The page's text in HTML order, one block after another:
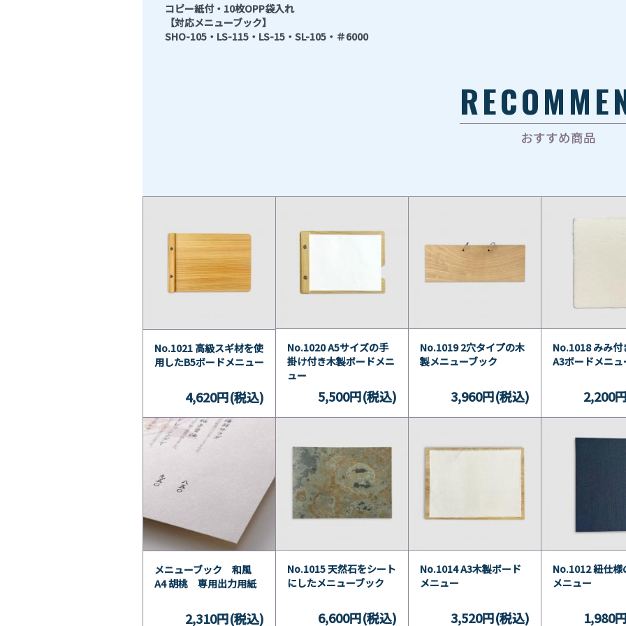
コピー紙付・10枚OPP袋入れ
【対応メニューブック】
SHO-105・LS-115・LS-15・SL-105・＃6000
おすすめ商品
No.1021 高級スギ材を使
用したB5ボードメニュー
4,620円(税込)
No.1020 A5サイズの手
掛け付き木製ボードメニ
ュー
5,500円(税込)
No.1019 2穴タイプの木
製メニューブック
3,960円(税込)
No.1018 みみ付
A3ボードメニュ
2,200
メニューブック 和風
A4 胡桃 専用出力用紙
2,310円(税込)
No.1015 天然石をシート
にしたメニューブック
6,600円(税込)
No.1014 A3木製ボード
メニュー
3,520円(税込)
No.1012 紐仕様
メニュー
1,980